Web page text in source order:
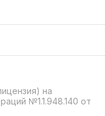
на
№1.1.948.140 от